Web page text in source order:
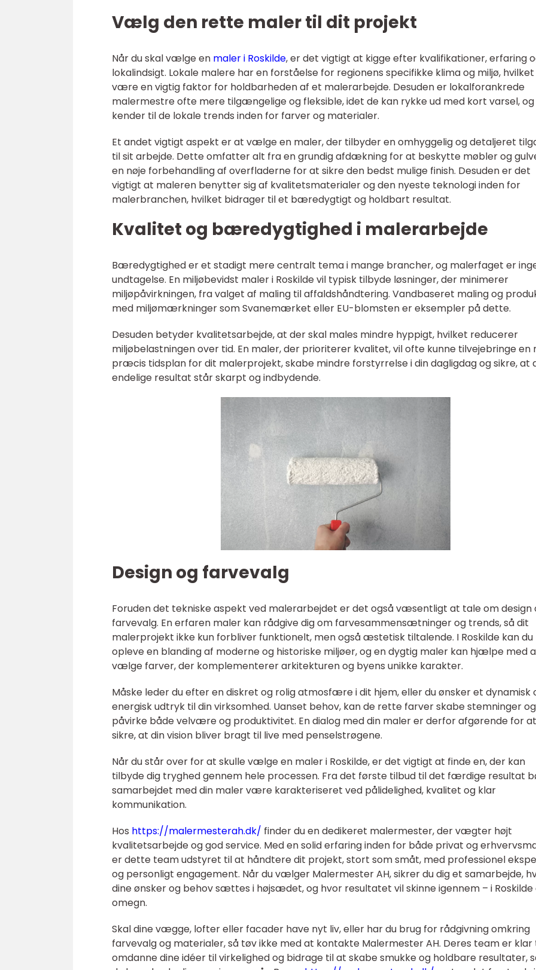
Vælg den rette maler til dit projekt
Når du skal vælge en maler i Roskilde, er det vigtigt at kigge efter kvalifikationer, erfaring
lokalindsigt. Lokale malere har en forståelse for regionens specifikke klima og miljø,
være en vigtig faktor for holdbarheden af et malerarbejde. Desuden er lokalforankrede
malermestre ofte mere tilgængelige og fleksible, idet de kan rykke ud med kort varsel,
kender til de lokale trends inden for farver og materialer.
Et andet vigtigt aspekt er at vælge en maler, der tilbyder en omhyggelig og detaljeret
til sit arbejde. Dette omfatter alt fra en grundig afdækning for at beskytte møbler og
en nøje forbehandling af overfladerne for at sikre den bedst mulige finish. Desuden er det
vigtigt at maleren benytter sig af kvalitetsmaterialer og den nyeste teknologi inden for
malerbranchen, hvilket bidrager til et bæredygtigt og holdbart resultat.
Kvalitet og bæredygtighed i malerarbejde
Bæredygtighed er et stadigt mere centralt tema i mange brancher, og malerfaget er
undtagelse. En miljøbevidst maler i Roskilde vil typisk tilbyde løsninger, der minimerer
miljøpåvirkningen, fra valget af maling til affaldshåndtering. Vandbaseret maling og
med miljømærkninger som Svanemærket eller EU-blomsten er eksempler på dette.
Desuden betyder kvalitetsarbejde, at der skal males mindre hyppigt, hvilket reducerer
miljøbelastningen over tid. En maler, der prioriterer kvalitet, vil ofte kunne tilvejebringe en
præcis tidsplan for dit malerprojekt, skabe mindre forstyrrelse i din dagligdag og sikre, at
endelige resultat står skarpt og indbydende.
Design og farvevalg
Foruden det tekniske aspekt ved malerarbejdet er det også væsentligt at tale om design
farvevalg. En erfaren maler kan rådgive dig om farvesammensætninger og trends, så dit
malerprojekt ikke kun forbliver funktionelt, men også æstetisk tiltalende. I Roskilde kan du
opleve en blanding af moderne og historiske miljøer, og en dygtig maler kan hjælpe med
vælge farver, der komplementerer arkitekturen og byens unikke karakter.
Måske leder du efter en diskret og rolig atmosfære i dit hjem, eller du ønsker et dynamisk
energisk udtryk til din virksomhed. Uanset behov, kan de rette farver skabe stemninger og
påvirke både velvære og produktivitet. En dialog med din maler er derfor afgørende for at
sikre, at din vision bliver bragt til live med penselstrøgene.
Når du står over for at skulle vælge en maler i Roskilde, er det vigtigt at finde en, der kan
tilbyde dig tryghed gennem hele processen. Fra det første tilbud til det færdige resultat
samarbejdet med din maler være karakteriseret ved pålidelighed, kvalitet og klar
kommunikation.
Hos https://malermesterah.dk/ finder du en dedikeret malermester, der vægter højt
kvalitetsarbejde og god service. Med en solid erfaring inden for både privat og
er dette team udstyret til at håndtere dit projekt, stort som småt, med professionel
og personligt engagement. Når du vælger Malermester AH, sikrer du dig et samarbejde,
dine ønsker og behov sættes i højsædet, og hvor resultatet vil skinne igennem – i Roskilde
omegn.
Skal dine vægge, lofter eller facader have nyt liv, eller har du brug for rådgivning omkring
farvevalg og materialer, så tøv ikke med at kontakte Malermester AH. Deres team er klar
omdanne dine idéer til virkelighed og bidrage til at skabe smukke og holdbare resultater,